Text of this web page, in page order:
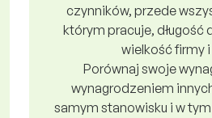
czynników, przede
którym pracuje, długość
wielkość firmy i
Porównaj swoje
wynagrodzeniem
samym stanowisku i w